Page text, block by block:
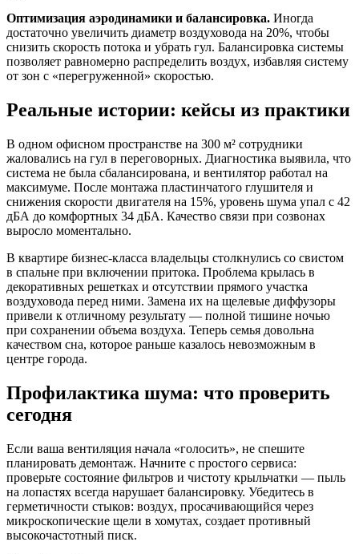
Оптимизация аэродинамики и балансировка. Иногда
достаточно увеличить диаметр воздуховода на 20%, чтобы
снизить скорость потока и убрать гул. Балансировка системы
позволяет равномерно распределить воздух, избавляя систему
от зон с «перегруженной» скоростью.
Реальные истории: кейсы из практики
В одном офисном пространстве на 300 м² сотрудники
жаловались на гул в переговорных. Диагностика выявила, что
система не была сбалансирована, и вентилятор работал на
максимуме. После монтажа пластинчатого глушителя и
снижения скорости двигателя на 15%, уровень шума упал с 42
дБА до комфортных 34 дБА. Качество связи при созвонах
выросло моментально.
В квартире бизнес-класса владельцы столкнулись со свистом
в спальне при включении притока. Проблема крылась в
декоративных решетках и отсутствии прямого участка
воздуховода перед ними. Замена их на щелевые диффузоры
привели к отличному результату — полной тишине ночью
при сохранении объема воздуха. Теперь семья довольна
качеством сна, которое раньше казалось невозможным в
центре города.
Профилактика шума: что проверить
сегодня
Если ваша вентиляция начала «голосить», не спешите
планировать демонтаж. Начните с простого сервиса:
проверьте состояние фильтров и чистоту крыльчатки — пыль
на лопастях всегда нарушает балансировку. Убедитесь в
герметичности стыков: воздух, просачивающийся через
микроскопические щели в хомутах, создает противный
высокочастотный писк.